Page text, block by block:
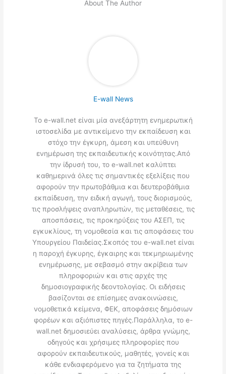
About The Author
E-wall News
Το e-wall.net είναι μία ανεξάρτητη ενημερωτική
ιστοσελίδα με αντικείμενο την εκπαίδευση και
στόχο την έγκυρη, άμεση και υπεύθυνη
ενημέρωση της εκπαιδευτικής κοινότητας.Από
την ίδρυσή του, το e-wall.net καλύπτει
καθημερινά όλες τις σημαντικές εξελίξεις που
αφορούν την πρωτοβάθμια και δευτεροβάθμια
εκπαίδευση, την ειδική αγωγή, τους διορισμούς,
τις προσλήψεις αναπληρωτών, τις μεταθέσεις, τις
αποσπάσεις, τις προκηρύξεις του ΑΣΕΠ, τις
εγκυκλίους, τη νομοθεσία και τις αποφάσεις του
Υπουργείου Παιδείας.Σκοπός του e-wall.net είναι
η παροχή έγκυρης, έγκαιρης και τεκμηριωμένης
ενημέρωσης, με σεβασμό στην ακρίβεια των
πληροφοριών και στις αρχές της
δημοσιογραφικής δεοντολογίας. Οι ειδήσεις
βασίζονται σε επίσημες ανακοινώσεις,
νομοθετικά κείμενα, ΦΕΚ, αποφάσεις δημόσιων
φορέων και αξιόπιστες πηγές.Παράλληλα, το e-
wall.net δημοσιεύει αναλύσεις, άρθρα γνώμης,
οδηγούς και χρήσιμες πληροφορίες που
αφορούν εκπαιδευτικούς, μαθητές, γονείς και
κάθε ενδιαφερόμενο για τα ζητήματα της